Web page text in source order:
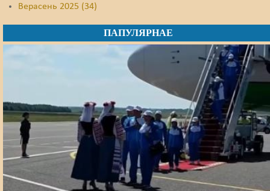
Верасень 2025 (34)
ПАПУЛЯРНАЕ